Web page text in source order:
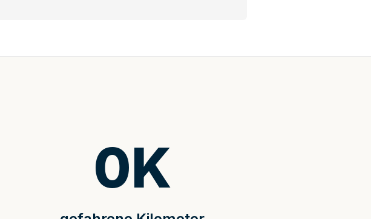
0K